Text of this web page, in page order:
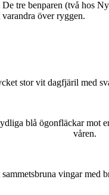
tre benparen (två hos
över ryggen.
stor vit dagfjäril med
blå ögonfläckar
våren.
vingar med